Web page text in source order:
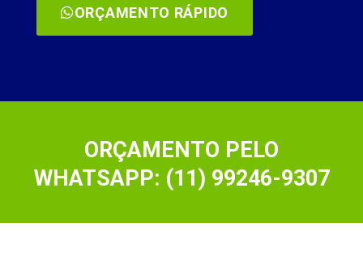
ORÇAMENTO RÁPIDO
ORÇAMENTO PELO
WHATSAPP: (11) 99246-9307